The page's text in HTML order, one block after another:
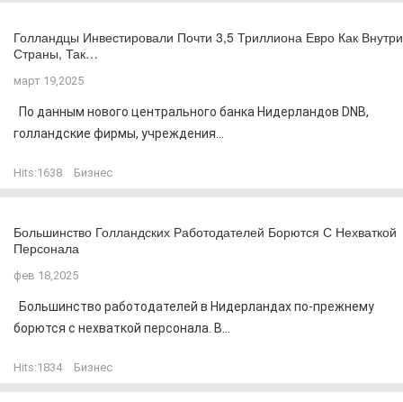
Голландцы Инвестировали Почти 3,5 Триллиона Евро Как Внутри
Страны, Так…
март 19,2025
По данным нового центрального банка Нидерландов DNB,
голландские фирмы, учреждения...
Hits:1638 Бизнес
Большинство Голландских Работодателей Борются С Нехваткой
Персонала
фев 18,2025
Большинство работодателей в Нидерландах по-прежнему
борются с нехваткой персонала. В...
Hits:1834 Бизнес